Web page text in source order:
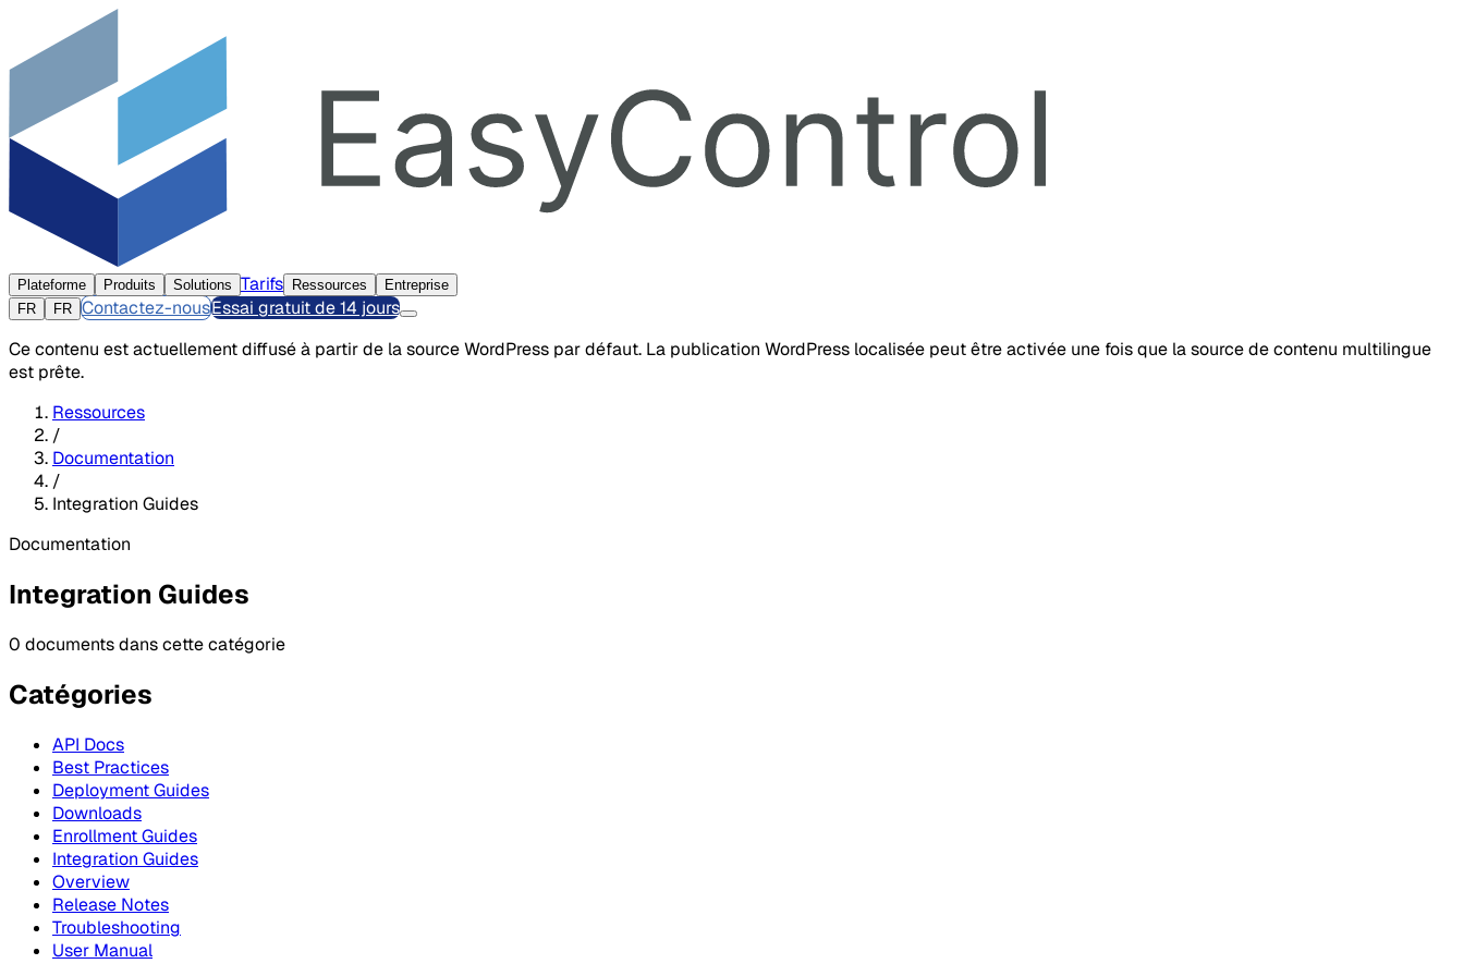
Plateforme Produits Solutions Tarifs Ressources
Entreprise
FR
FR Contactez-nousEssai gratuit de 14 jours
Ce contenu est actuellement diffusé à partir de la source WordPress par défaut. La publication WordPress localisée peut être activée une fois que la source de contenu multilingue
est prête.
Ressources
/
Documentation
/
Integration Guides
Documentation
Integration Guides
0 documents dans cette catégorie
Catégories
API Docs
Best Practices
Deployment Guides
Downloads
Enrollment Guides
Integration Guides
Overview
Release Notes
Troubleshooting
User Manual